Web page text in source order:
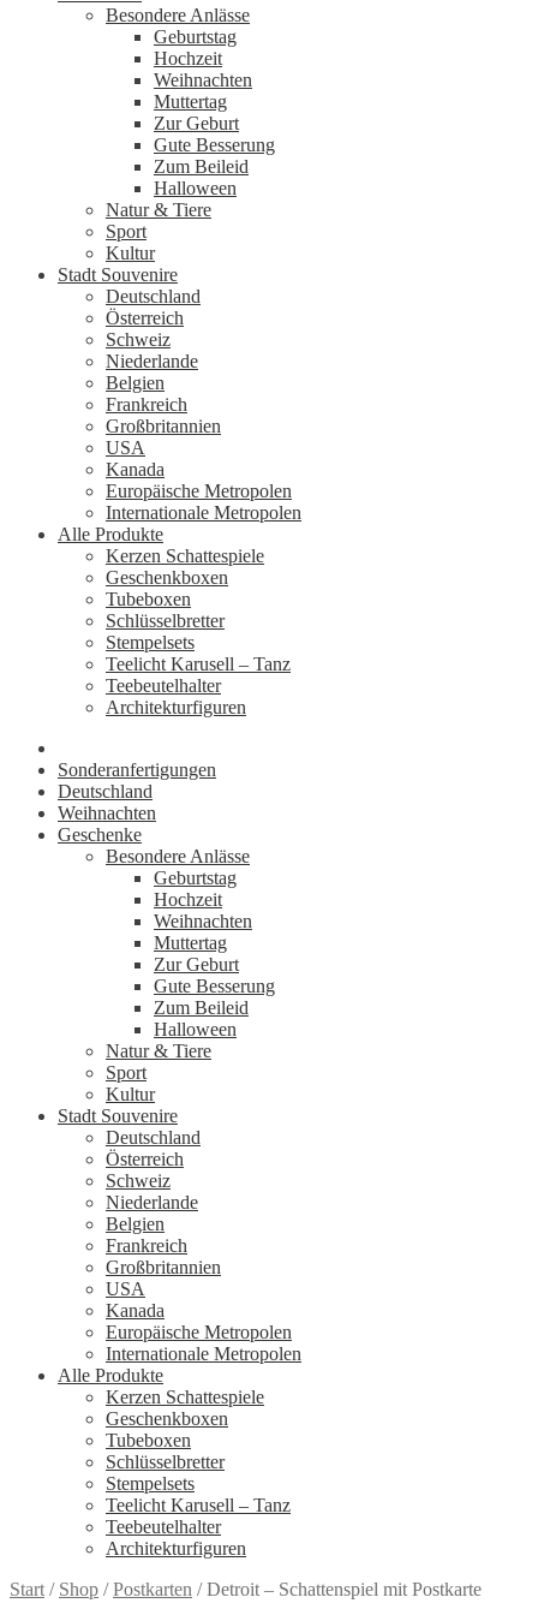
Besondere Anlässe
Geburtstag
Hochzeit
Weihnachten
Muttertag
Zur Geburt
Gute Besserung
Zum Beileid
Halloween
Natur & Tiere
Sport
Kultur
Stadt Souvenire
Deutschland
Österreich
Schweiz
Niederlande
Belgien
Frankreich
Großbritannien
USA
Kanada
Europäische Metropolen
Internationale Metropolen
Alle Produkte
Kerzen Schattespiele
Geschenkboxen
Tubeboxen
Schlüsselbretter
Stempelsets
Teelicht Karusell – Tanz
Teebeutelhalter
Architekturfiguren
Sonderanfertigungen
Deutschland
Weihnachten
Geschenke
Besondere Anlässe
Geburtstag
Hochzeit
Weihnachten
Muttertag
Zur Geburt
Gute Besserung
Zum Beileid
Halloween
Natur & Tiere
Sport
Kultur
Stadt Souvenire
Deutschland
Österreich
Schweiz
Niederlande
Belgien
Frankreich
Großbritannien
USA
Kanada
Europäische Metropolen
Internationale Metropolen
Alle Produkte
Kerzen Schattespiele
Geschenkboxen
Tubeboxen
Schlüsselbretter
Stempelsets
Teelicht Karusell – Tanz
Teebeutelhalter
Architekturfiguren
Start / Shop /Postkarten /Detroit – Schattenspiel mit Postkarte